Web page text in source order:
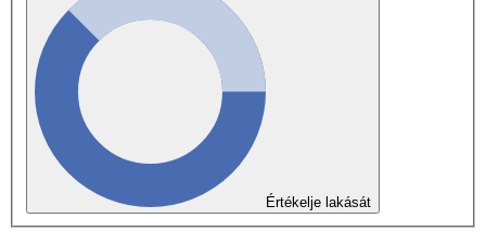
Értékelje lakását